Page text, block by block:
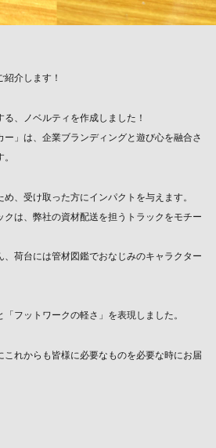
介します！
、ノベルティを作成しました！
」は、企業ブランディングと遊び心を融合さ
、受け取った方にインパクトを与えます。
クは、弊社の資材配送を担うトラックをモチー
荷台には管材図鑑でおなじみのキャラクター
フットワークの軽さ」を表現しました。
これからも皆様に必要なものを必要な時にお届